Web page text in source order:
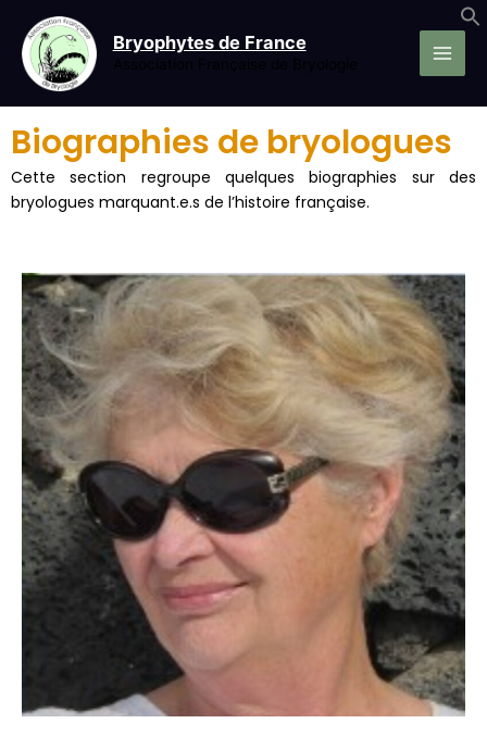
contenu
Bryophytes de France
Biographies de bryologues
Cette section regroupe quelques biographies sur des
bryologues marquant.e.s de l’histoire française.